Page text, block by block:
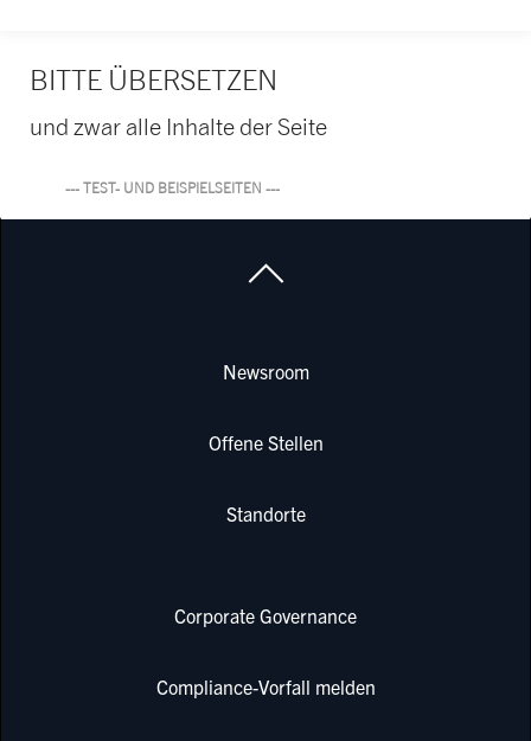
BITTE ÜBERSETZEN
und zwar alle Inhalte der Seite
--- TEST- UND BEISPIELSEITEN ---
Newsroom
Offene Stellen
Standorte
Corporate Governance
Compliance-Vorfall melden